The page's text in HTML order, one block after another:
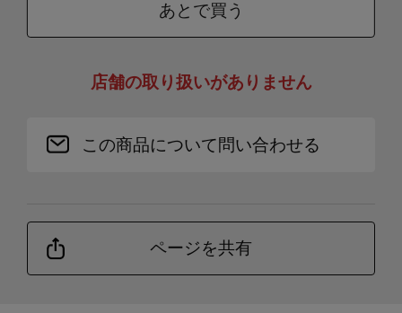
あとで買う
店舗の取り扱いがありません
この商品について問い合わせる
ページを共有